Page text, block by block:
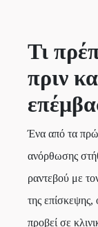
Τι
πριν
Ένα από τα
ανόρθωσης
ραντεβού με
της επίσκεψης,
προβεί σε